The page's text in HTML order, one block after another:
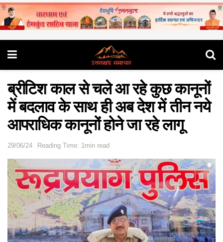
ब्रीटिश काल से चले आ रहे कुछ कानूनों
में बदलाव के साथ ही अब देश में तीन नये
आपराधिक कानूनों होने जा रहे लागू
29/06/24 Reading Time: 1min read